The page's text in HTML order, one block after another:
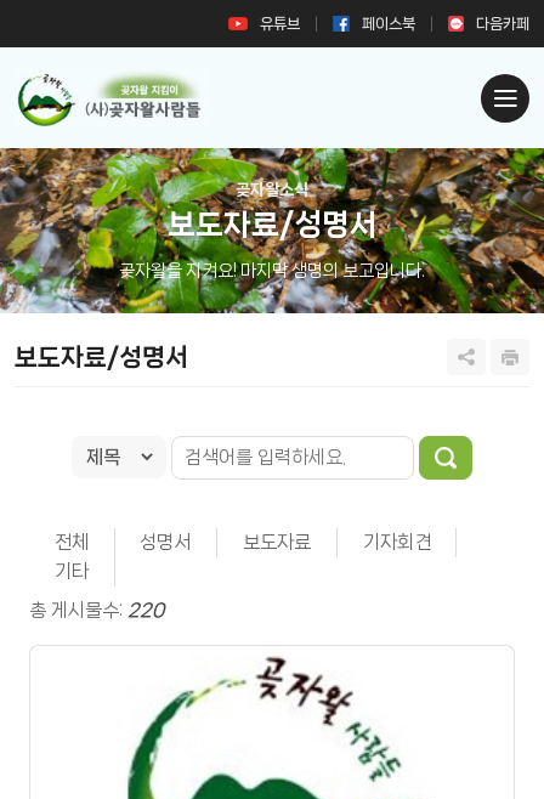
유튜브 페이스북 다음카페
곶자왈소식
보도자료/성명서
곶자왈을 지켜요! 마지막 생명의 보고입니다.
보도자료/성명서
전체 성명서 보도자료
기자회견
기타
총 게시물수: 220